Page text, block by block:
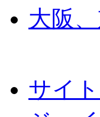
大阪
サイ